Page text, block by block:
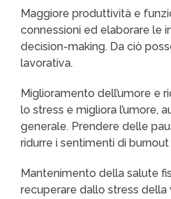
Maggiore produttività e
connessioni ed elaborare le
decision-making. Da ciò
lavorativa.
Miglioramento dell’umore e
lo stress e migliora l’umore,
generale. Prendere delle
ridurre i sentimenti di burnout
Mantenimento della salute
recuperare dallo stress della